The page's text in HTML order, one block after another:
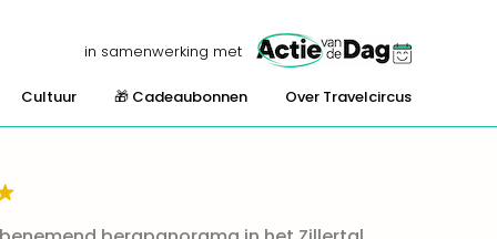
in samenwerking met
Cultuur 🎁 Cadeaubonnen Over Travelcircus